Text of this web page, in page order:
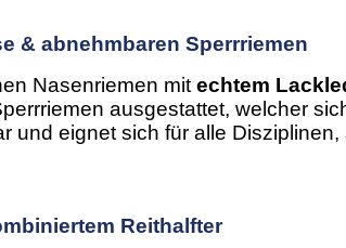
& abnehmbaren Sperrriemen
Nasenriemen mit echtem
ausgestattet, welcher
und eignet sich für alle
Reithalfter